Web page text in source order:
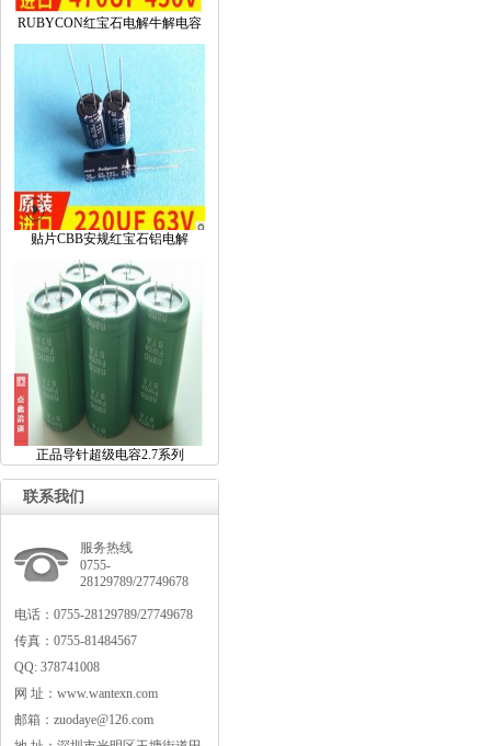
RUBYCON红宝石电解牛解电容
贴片CBB安规红宝石铝电解
正品导针超级电容2.7系列
联系我们
服务热线
0755-
28129789/27749678
电话：0755-28129789/27749678
传真：0755-81484567
QQ:378741008
网址：www.wantexn.com
邮箱：zuodaye@126.com